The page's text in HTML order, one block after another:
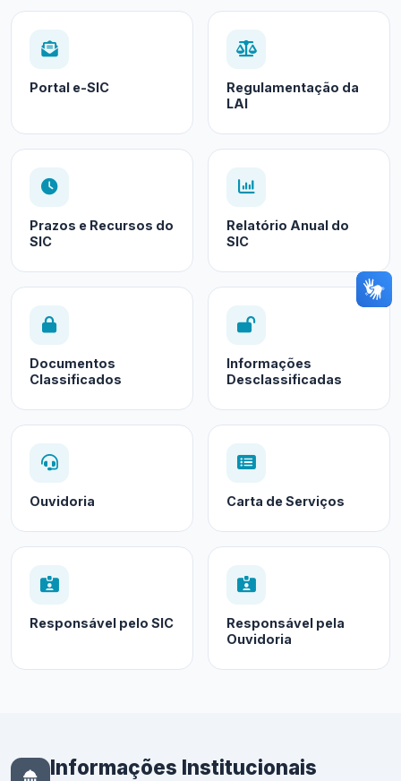
Portal e-SIC
Regulamentação da
LAI
Prazos e Recursos do
SIC
Relatório Anual do
SIC
Documentos
Classificados
Informações
Desclassificadas
Ouvidoria Carta de Serviços
Responsável pelo SIC
Responsável pela
Ouvidoria
Informações Institucionais